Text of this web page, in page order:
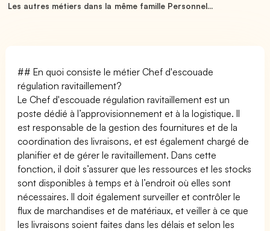
Les autres métiers dans la même famille Personnel...
## En quoi consiste le métier Chef d'escouade
régulation ravitaillement?
Le Chef d'escouade régulation ravitaillement est un
poste dédié à l’approvisionnement et à la logistique. Il
est responsable de la gestion des fournitures et de la
coordination des livraisons, et est également chargé de
planifier et de gérer le ravitaillement. Dans cette
fonction, il doit s’assurer que les ressources et les stocks
sont disponibles à temps et à l’endroit où elles sont
nécessaires. Il doit également surveiller et contrôler le
flux de marchandises et de matériaux, et veiller à ce que
les livraisons soient faites dans les délais et selon les